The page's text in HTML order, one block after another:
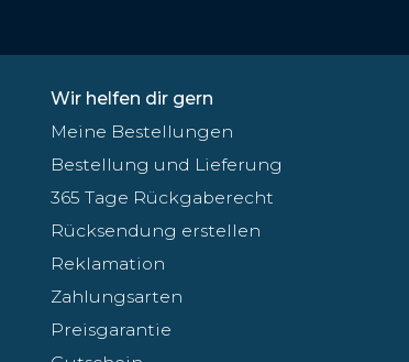
Wir helfen dir gern
Meine Bestellungen
Bestellung und Lieferung
365 Tage Rückgaberecht
Rücksendung erstellen
Reklamation
Zahlungsarten
Preisgarantie